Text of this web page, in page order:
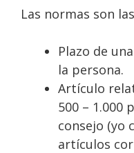
Las normas son
Plazo de
la persona.
Artículo
500 – 1.000
consejo (yo
artículos